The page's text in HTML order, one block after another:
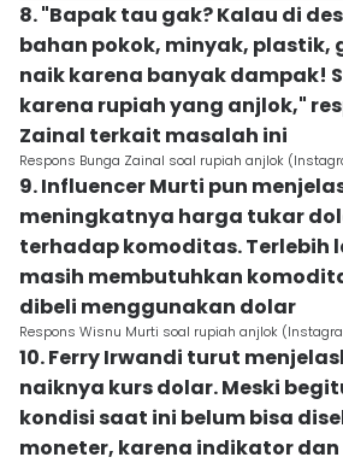
8. "Bapak tau gak? Kalau di
bahan pokok, minyak, plastik,
naik karena banyak dampak!
karena rupiah yang anjlok,"
Zainal terkait masalah ini
Respons Bunga Zainal soal rupiah anjlok
9. Influencer Murti pun
meningkatnya harga tukar
terhadap komoditas. Terlebih
masih membutuhkan
dibeli menggunakan dolar
Respons Wisnu Murti soal rupiah anjlok
10. Ferry Irwandi turut
naiknya kurs dolar. Meski
kondisi saat ini belum bisa
moneter, karena indikator